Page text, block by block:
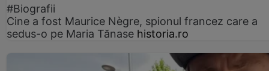
#Biografii
Cine a fost Maurice Nègre, spionul francez care a
sedus-o pe Maria Tănase historia.ro